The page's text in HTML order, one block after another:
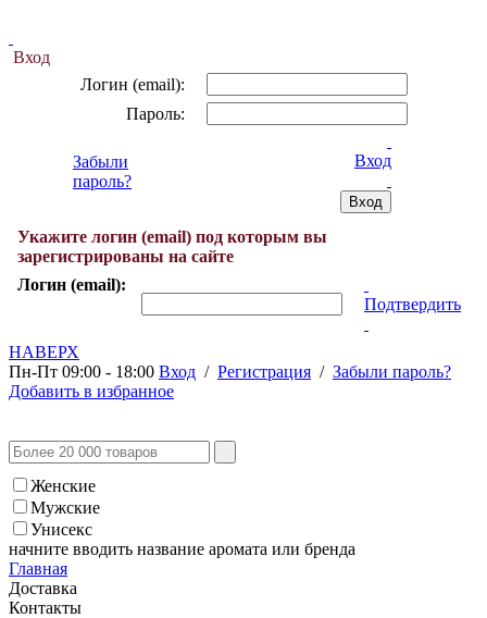
Вход
Логин (email):
Пароль:
Забыли
пароль?
Вход
Укажите логин (email) под которым вы
зарегистрированы на сайте
Логин (email):
Подтвердить
НАВЕРХ
Пн-Пт 09:00 - 18:00 Вход / Регистрация / Забыли пароль?
Добавить в избранное
Женские
Мужские
Унисекс
начните вводить название аромата или бренда
Главная
Доставка
Контакты